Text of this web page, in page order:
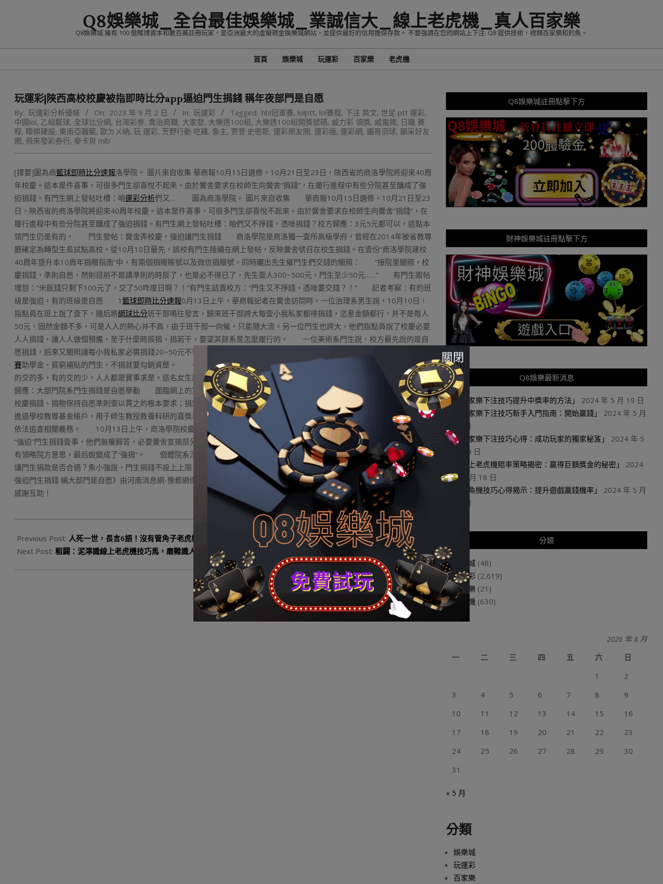
Q8娛樂城_全台最佳娛樂城_業誠信大_線上老虎機_真人百家樂
Q8娛樂城 擁有 100 億賭博資本和數百萬註冊玩家，是亞洲最大的虛擬現金娛樂城網站，並提供最好的信用擔保存款。 不要強調在您的網站上下注. Q8 提供技術，視頻百家樂和釣魚。
Primary
首頁 娛樂城 玩運彩 百家樂 老虎機
玩運彩|陜西高校校慶被指即時比分app逼迫門生捐錢 稱年夜部門是自愿
By: 玩運彩分析優妹 On: 2023 年 9 月 2 日 In: 玩運彩 Tagged: hbl冠軍賽, lolptt, lol賽程, 下注 英文, 世足 ptt 運彩,
中國lol, 乙組籃球, 全球比分網, 台灣彩劵, 喬治商職, 大家發, 大樂透100組, 大樂透100組開獎號碼, 威力彩 領獎, 威電牌, 日職 賽
程, 暐傑建設, 東南亞職籃, 歐ㄉㄨ納, 玩 運彩, 荒野行動 吃雞, 象主, 贾登·史密斯, 運彩朋友圈, 運彩版, 運彩網, 鐵哥羽球, 韻采好友
圈, 飛來發彩券行, 麥卡貝 mlb
[擇要]圖為商籃球即時比分速報洛學院。 圖片來自收集 華商報10月15日選修，10月21日至23日，陜西省的商洛學院將迎來40周
年校慶。這本是件喜事，可很多門生卻喜悅不起來。由於黌舍要求在校師生向黌舍“捐錢”，在履行進程中有些分院甚至釀成了強
迫捐錢。有門生網上發帖吐槽：咱運彩分析們又… 圖為商洛學院。 圖片來自收集 華商報10月15日選修，10月21日至23
日，陜西省的商洛學院將迎來40周年校慶。這本是件喜事，可很多門生卻喜悅不起來。由於黌舍要求在校師生向黌舍“捐錢”，在
履行進程中有些分院甚至釀成了強迫捐錢。有門生網上發帖吐槽：咱們又不掙錢，憑啥捐錢？校方歸應：3元5元都可以，這點本
領門生仍是有的。 門生發帖：黌舍弄校慶，強迫讓門生捐錢 商洛學院是商洛獨一壹所高級學府，曾經在2014年被省教導
廳確定為轉型生長試點高校。從10月10日最先，該校有門生陸續在網上發帖，反映黌舍號召在校生捐錢。在壹份“商洛學院建校
40周年暨升本10周年捐贈指南”中，有兩個捐贈賬號以及微信捐贈號。同時曬出先生催門生們交錢的關照： “接院里關照，校
慶捐錢，準則自愿，然則目前不是講準則的時辰了，也是必不得已了，先生壹人300~500元，門生至少50元……” 有門生跟帖
埋怨：“米飯錢只剩下100元了，交了50咋度日啊？！”有門生詰責校方：“門生又不掙錢，憑啥要交錢？！” 記者考察：有的班
級是強迫，有的班級是自愿 1 籃球即時比分速報0月13日上午，華商報記者在黌舍訪問時，一位治理系男生說，10月10日，
指點員在班上說了壹下，隨后將網球比分班干部鳴往發言，歸來班干部誇大每壹小我私家都得捐錢，恣意金額都行，并不是每人
50元，固然金額不多，可是人人的熱心并不高，由于班干部一向催，只能隨大流。另一位門生也誇大，他們指點員說了校慶必要
人人捐錢，讓人人做個預備，至于什麼時辰捐，捐若干，要望其餘系是怎麼履行的。 一位美術系門生說，校方最先說的是自
愿捐錢，后來又關照讓每小我私家必需捐錢20~50元不等，尤為是入黨努力分子、準備黨員、黨員，還有拿了獎學金、
賽助學金、貧窮補貼的門生，不捐就要勾銷資歷。 一位學前系的女門生先容，他們班的門生全都捐錢了，不存在強迫性，有
的交的多，有的交的少，人人都是實事求是。這名女生說，畢竟是校慶，也想給黌舍出壹份力，班上的門生都很努力。 校方
歸應：大部門院系門生捐錢是自愿舉動 面臨網上的質疑，10月12日晚9時，商洛學院官網收回“謹慎聲明”稱： 校表裡為
校慶捐錢、捐物保持自愿準則壹以貫之的根本要求；捐錢、捐物不設等級、不設上上限，不與其餘任何事項掛鉤；一切捐錢掃數
進退學校教導基金賬戶，用于師生教授教養科研的嘉獎以及資助。同時透露表現，對制造傳布謊言引發凌亂者，將依規依紀或者
依法追查相關義務。 10月13日上午，商洛學院校慶辦公室擔任人郭某稱謂吁社會各界校慶時捐錢確有其事，至于是否存在
“強迫”門生捐錢壹事，他們無權歸答，必要黌舍宣揚部分歸應。 商洛學院宣揚科科長魚小強說，多是先生在向門生宣揚時沒
有領略院方意思，最后蛻變成了“強捐”。 個體院系浮現了“強捐”環境，大部門院系捐錢都屬門生自愿舉動。華商報記者扣問：
讓門生捐款是否合適？魚小強說，門生捐錢不設上上限，3元5元都可以捐，這點本領信賴門生仍是有的。 《陜西高校校慶被指
強迫門生捐錢 稱大部門是自愿》由河南消息網-豫都網供應，轉載請注明出處：http://news.yuduxx.com/shwx/612404.html，
感謝互助！
09-
02
Previous Post: 人死一世，長言6語！沒有管角子老虎機 多閑，皆要挨合望望！
Next Post: 粗闢：泥濘識線上老虎機技巧馬，磨難識人
Q8娛樂城註冊點擊下方
財神娛樂城註冊點擊下方
Q8娛樂最新消息
「百家樂下注技巧提升中獎率的方法」
2024 年 5 月 19 日
「百家樂下注技巧新手入門指南：開始贏錢」
2024 年 5 月
19 日
「百家樂下注技巧心得：成功玩家的獨家秘笈」
2024 年 5
月 19 日
「線上老虎機賠率策略揭密：贏得巨額獎金的秘密」
2024
年 5 月 18 日
「捕魚機技巧心得揭示：提升遊戲贏錢機率」
2024 年 5 月
18 日
分類
娛樂城 (48)
玩運彩 (2,619)
百家樂 (21)
老虎機 (630)
2026 年 8 月
一
二 三 四 五 六
日
1
2
3
4 5 6 7 8
9
10
11 12 13 14 15
16
17
18 19 20 21 22
23
24
25 26 27 28 29
30
31
« 5 月
分類
娛樂城
玩運彩
百家樂
關閉